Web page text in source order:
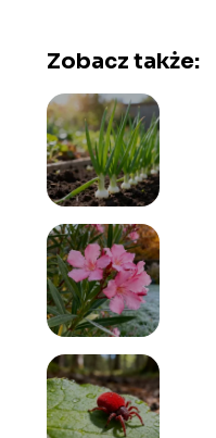
Zobacz także: